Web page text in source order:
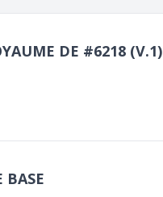
DE #6218 (V.1)
BASE